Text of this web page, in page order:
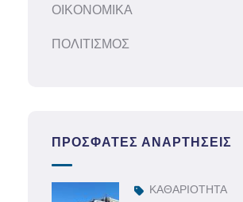
ΟΙΚΟΝΟΜΙΚΑ
ΠΟΛΙΤΙΣΜΟΣ
ΠΡΌΣΦΑΤΕΣ ΑΝΑΡΤΉΣΕΙΣ
ΚΑΘΑΡΙΟΤΗΤΑ